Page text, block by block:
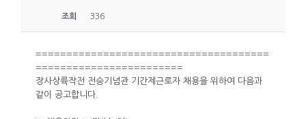
조회 336
======================================
========================
장사상륙작전 전승기념관 기간제근로자 채용을 위하여 다음과
같이 공고합니다.